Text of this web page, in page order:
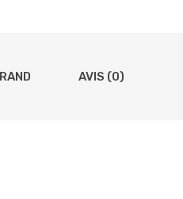
AVIS (0)